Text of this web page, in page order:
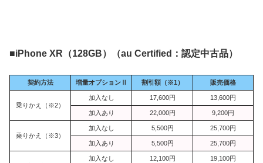
■iPhone XR（128GB）（au Certified：認定中古品）
契約方法 増量オプションⅡ 割引額（※1） 販売価格
乗りかえ（※2）
加入なし 17,600円 13,600円
加入あり 22,000円 9,200円
乗りかえ（※3）
加入なし 5,500円 25,700円
加入あり 5,500円 25,700円
加入なし 12,100円 19,100円